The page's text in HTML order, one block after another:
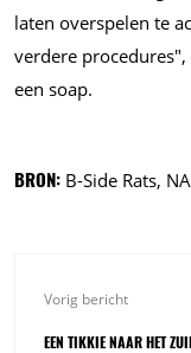
laten overspelen te
verdere procedures",
een soap.
BRON: B-Side Rats,
Vorig bericht
EEN TIKKIE NAAR HET